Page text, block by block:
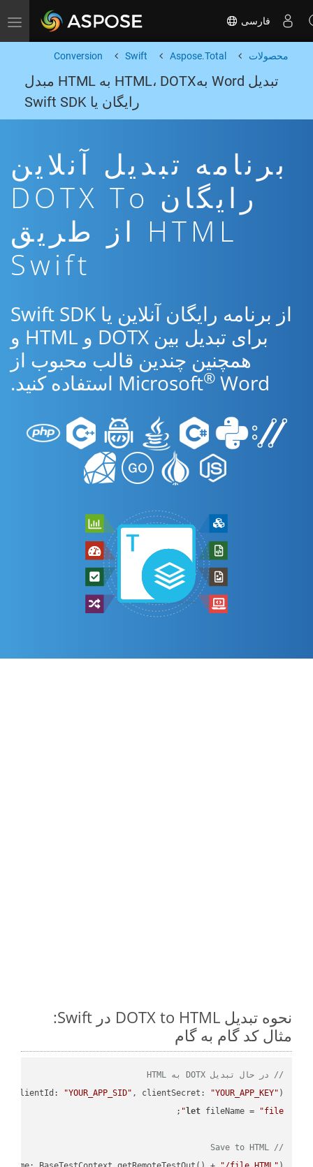
Toggle navigation فارسی
محصولات Aspose.Total
Swift
Conversion
تبدیل Word بهHTML، DOTX به HTML مبدل
رایگان یا Swift SDK
برنامه تبدیل آنلاین
رایگان DOTX To
HTML از طریق
Swift
از برنامه رایگان آنلاین یا Swift SDK
برای تبدیل بین DOTX و HTML و
همچنین چندین قالب محبوب از
Microsoft® Word استفاده کنید.
نحوه تبدیل DOTX to HTML در Swift:
مثال کد گام به گام
// در حال تبدیل DOTX به HTML
clientId: "YOUR_APP_SID" , clientSecret: "YOUR_APP_KEY" )
let fileName = "file"
// Save to HTML